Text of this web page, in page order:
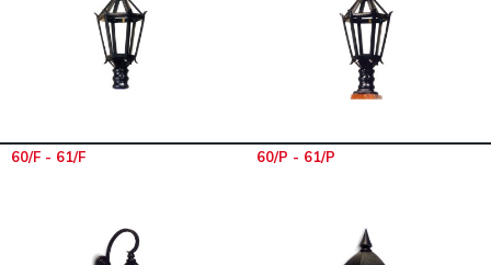
60/F - 61/F 60/P - 61/P